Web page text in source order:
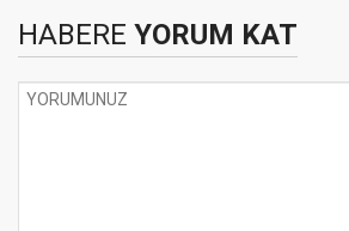
HABERE YORUM KAT